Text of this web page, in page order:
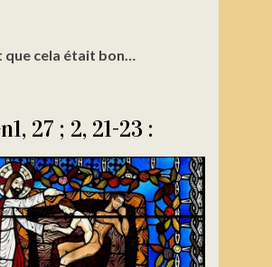
que cela était bon…
27 ; 2, 21-23 :